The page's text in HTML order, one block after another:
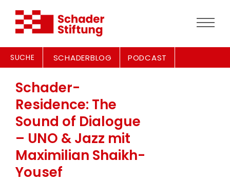
SUCHE SCHADERBLOG PODCAST
Schader-
Residence: The
Sound of Dialogue
– UNO & Jazz mit
Maximilian Shaikh-
Yousef